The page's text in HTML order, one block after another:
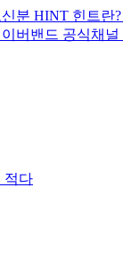
분 HINT 힌트란?
버밴드 공식채널
적다